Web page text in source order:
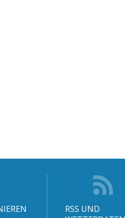
RSS UND